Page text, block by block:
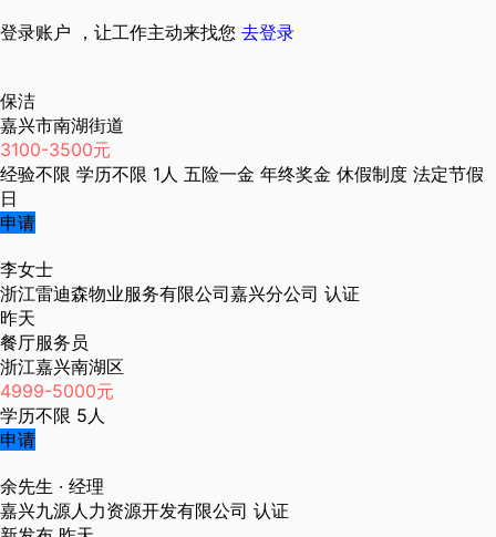
登录账户 ，让工作主动来找您 去登录
保洁
嘉兴市南湖街道
3100-3500元
经验不限 学历不限 1人 五险一金 年终奖金 休假制度 法定节假
日
申请
李女士
浙江雷迪森物业服务有限公司嘉兴分公司 认证
昨天
餐厅服务员
浙江嘉兴南湖区
4999-5000元
学历不限 5人
申请
余先生 · 经理
嘉兴九源人力资源开发有限公司 认证